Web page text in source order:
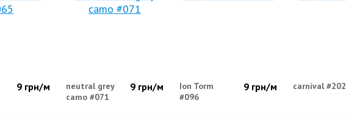
9 грн/м
neutral grey
camo #071
9 грн/м
Ion Torm
#096
9 грн/м carnival #202